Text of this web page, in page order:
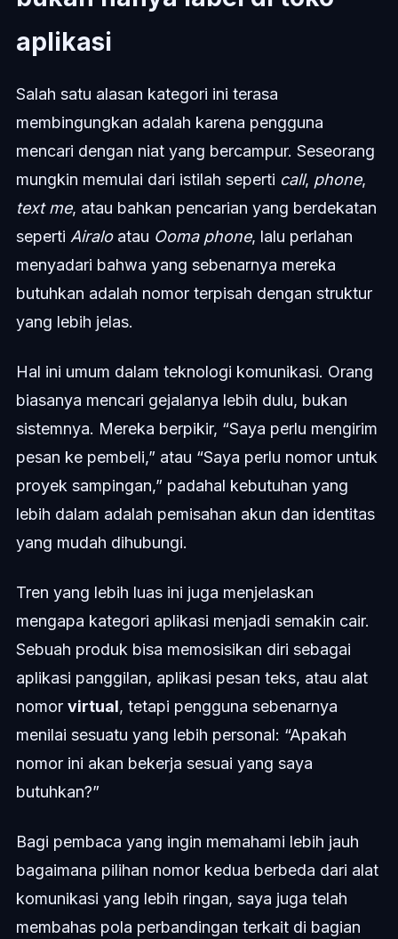
aplikasi
Salah satu alasan kategori ini terasa
membingungkan adalah karena pengguna
mencari dengan niat yang bercampur. Seseorang
mungkin memulai dari istilah seperti call, phone,
text me, atau bahkan pencarian yang berdekatan
seperti Airaloatau Ooma phone, lalu perlahan
menyadari bahwa yang sebenarnya mereka
butuhkan adalah nomor terpisah dengan struktur
yang lebih jelas.
Hal ini umum dalam teknologi komunikasi. Orang
biasanya mencari gejalanya lebih dulu, bukan
sistemnya. Mereka berpikir, “Saya perlu mengirim
pesan ke pembeli,” atau “Saya perlu nomor untuk
proyek sampingan,” padahal kebutuhan yang
lebih dalam adalah pemisahan akun dan identitas
yang mudah dihubungi.
Tren yang lebih luas ini juga menjelaskan
mengapa kategori aplikasi menjadi semakin cair.
Sebuah produk bisa memosisikan diri sebagai
aplikasi panggilan, aplikasi pesan teks, atau alat
nomor virtual, tetapi pengguna sebenarnya
menilai sesuatu yang lebih personal: “Apakah
nomor ini akan bekerja sesuai yang saya
butuhkan?”
Bagi pembaca yang ingin memahami lebih jauh
bagaimana pilihan nomor kedua berbeda dari alat
komunikasi yang lebih ringan, saya juga telah
membahas pola perbandingan terkait di bagian